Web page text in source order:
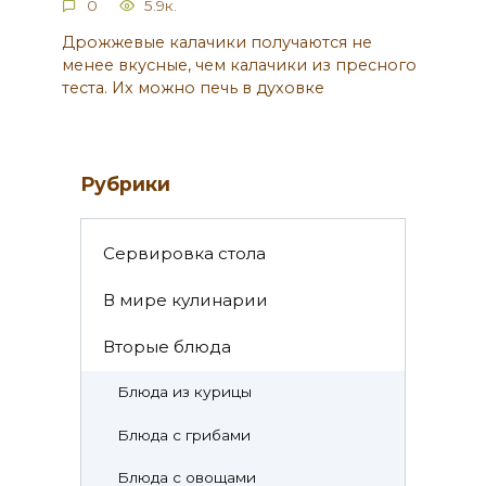
0 5.9к.
Дрожжевые калачики получаются не
менее вкусные, чем калачики из пресного
теста. Их можно печь в духовке
Рубрики
Cервировка стола
В мире кулинарии
Вторые блюда
Блюда из курицы
Блюда с грибами
Блюда с овощами